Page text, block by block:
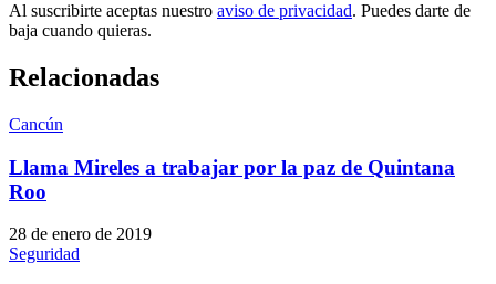
Al suscribirte aceptas nuestro aviso de privacidad. Puedes darte de
baja cuando quieras.
Relacionadas
Cancún
Llama Mireles a trabajar por la paz de Quintana
Roo
28 de enero de 2019
Seguridad